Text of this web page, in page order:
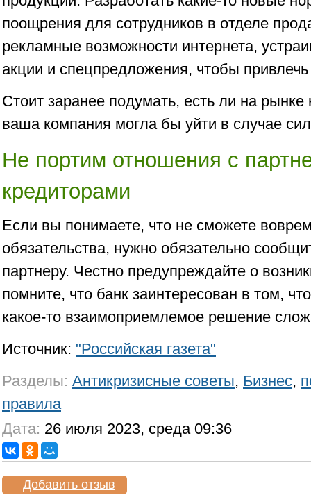
поощрения для сотрудников в отделе
рекламные возможности интернета,
акции и спецпредложения, чтобы
Стоит заранее подумать, есть ли на рынке
ваша компания могла бы уйти в случае
Не портим отношения с
кредиторами
Если вы понимаете, что не сможете
обязательства, нужно обязательно
партнеру. Честно предупреждайте о
помните, что банк заинтересован в том,
какое-то взаимоприемлемое решение
Источник: "Российская газета"
Разделы: Антикризисные советы, Бизнес,
правила
Дата: 26 июля 2023, среда 09:36
Добавить отзыв